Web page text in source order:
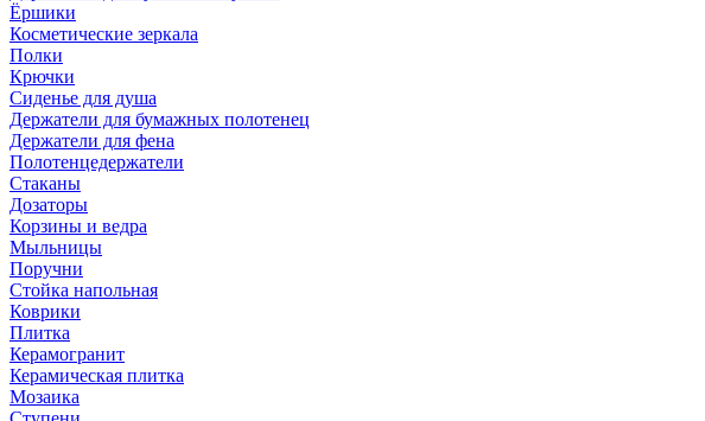
Ёршики
Косметические зеркала
Полки
Крючки
Сиденье для душа
Держатели для бумажных полотенец
Держатели для фена
Полотенцедержатели
Стаканы
Дозаторы
Корзины и ведра
Мыльницы
Поручни
Стойка напольная
Коврики
Плитка
Керамогранит
Керамическая плитка
Мозаика